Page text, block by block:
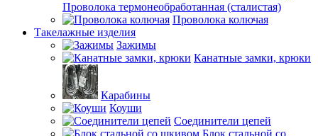
Проволока термонеобработанная (сталистая)
Проволока колючая
Такелажные изделия
Зажимы
Канатные замки, крюки
Карабины
Коуши
Соединители цепей
Блок стальной со